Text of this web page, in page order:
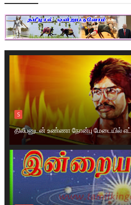
S
திலீபனுடன் உண்ணா நோன்பு மேடையில்